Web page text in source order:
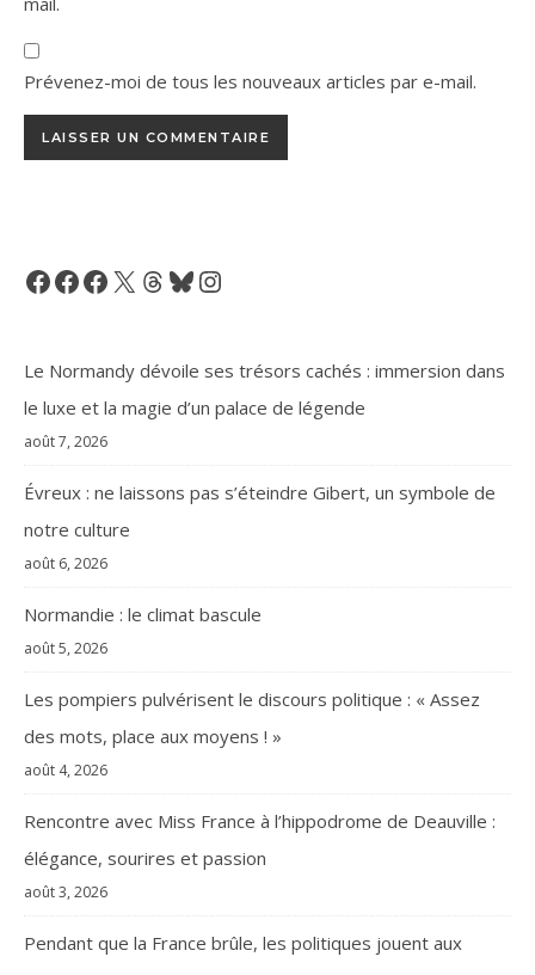
Prévenez-moi de tous les nouveaux articles par e-mail.
Facebook
Facebook
Facebook
X Threads
BlueskyInstagram
Le Normandy dévoile ses trésors cachés : immersion dans
le luxe et la magie d’un palace de légende
août 7, 2026
Évreux : ne laissons pas s’éteindre Gibert, un symbole de
notre culture
août 6, 2026
Normandie : le climat bascule
août 5, 2026
Les pompiers pulvérisent le discours politique : « Assez
des mots, place aux moyens ! »
août 4, 2026
Rencontre avec Miss France à l’hippodrome de Deauville :
élégance, sourires et passion
août 3, 2026
Pendant que la France brûle, les politiques jouent aux